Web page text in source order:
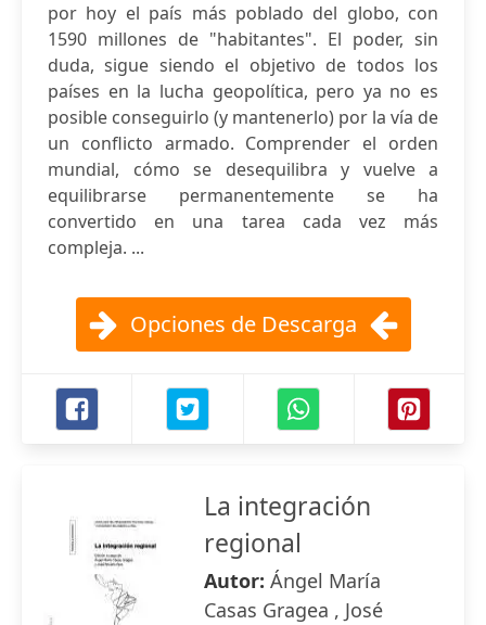
por hoy el país más poblado del globo, con
1590 millones de "habitantes". El poder, sin
duda, sigue siendo el objetivo de todos los
países en la lucha geopolítica, pero ya no es
posible conseguirlo (y mantenerlo) por la vía de
un conflicto armado. Comprender el orden
mundial, cómo se desequilibra y vuelve a
equilibrarse permanentemente se ha
convertido en una tarea cada vez más
compleja. ...
Opciones de Descarga
La integración
regional
Autor: Ángel María
Casas Gragea , José